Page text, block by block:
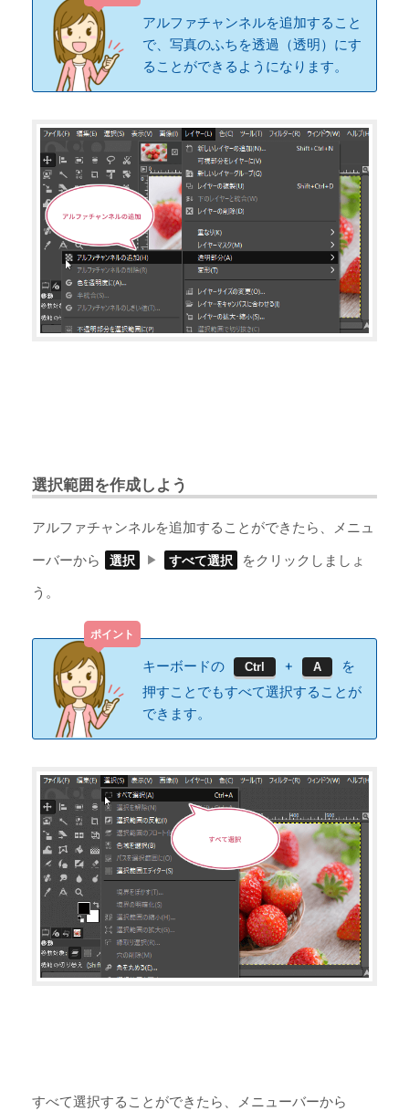
アルファチャンネルを追加すること
で、写真のふちを透過（透明）にす
ることができるようになります。
選択範囲を作成しよう
アルファチャンネルを追加することができたら、メニュ
ーバーから
選択 すべて選択
をクリックしましょ
う。
キーボードの Ctrl + A
を
押すことでもすべて選択することが
できます。
すべて選択することができたら、メニューバーから